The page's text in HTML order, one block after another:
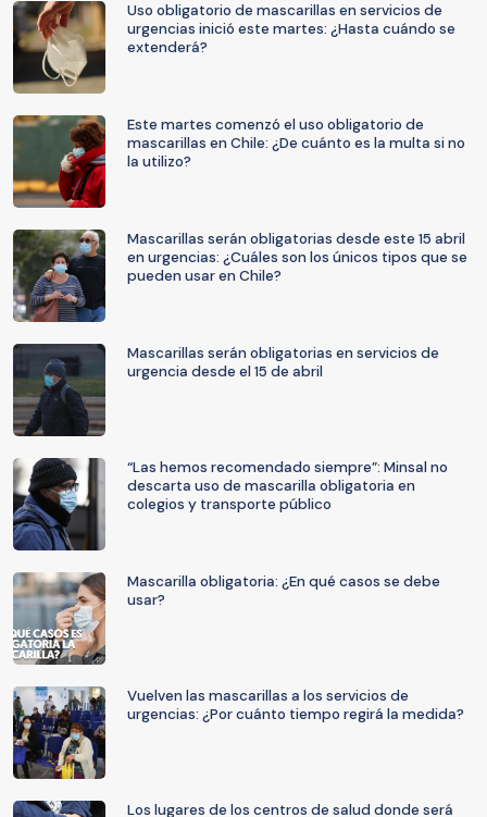
Uso obligatorio de mascarillas en servicios de
urgencias inició este martes: ¿Hasta cuándo se
extenderá?
Este martes comenzó el uso obligatorio de
mascarillas en Chile: ¿De cuánto es la multa si no
la utilizo?
Mascarillas serán obligatorias desde este 15 abril
en urgencias: ¿Cuáles son los únicos tipos que se
pueden usar en Chile?
Mascarillas serán obligatorias en servicios de
urgencia desde el 15 de abril
“Las hemos recomendado siempre”: Minsal no
descarta uso de mascarilla obligatoria en
colegios y transporte público
Mascarilla obligatoria: ¿En qué casos se debe
usar?
Vuelven las mascarillas a los servicios de
urgencias: ¿Por cuánto tiempo regirá la medida?
Los lugares de los centros de salud donde será